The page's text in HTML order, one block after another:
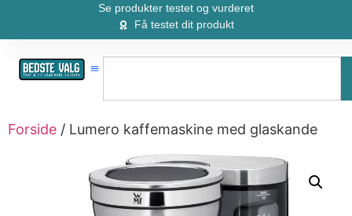
Se produkter testet og vurderet
Få testet dit produkt
Forside / Lumero kaffemaskine med glaskande